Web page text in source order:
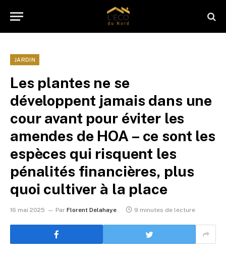
JARDIN
Les plantes ne se
développent jamais dans une
cour avant pour éviter les
amendes de HOA – ce sont les
espèces qui risquent les
pénalités financières, plus
quoi cultiver à la place
16 mai 2025 Par Florent Delahaye 9 minutes de lecture